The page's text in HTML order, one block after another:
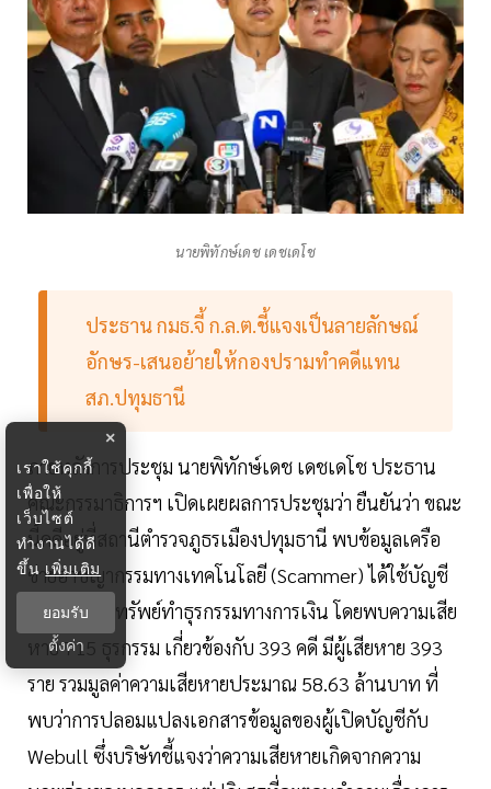
นายพิทักษ์เดช เดชเดโช
ประธาน กมธ.จี้ ก.ล.ต.ชี้แจงเป็นลายลักษณ์
อักษร-เสนอย้ายให้กองปรามทำคดีแทน
สภ.ปทุมธานี
ภายหลังการประชุม นายพิทักษ์เดช เดชเดโช ประธาน
คณะกรรมาธิการฯ เปิดเผยผลการประชุมว่า ยืนยันว่า ขณะ
นี้คดีอยู่ที่สถานีตำรวจภูธรเมืองปทุมธานี พบข้อมูลเครือ
ข่ายอาชญากรรมทางเทคโนโลยี (Scammer) ได้ใช้บัญชี
ซื้อขายหลักทรัพย์ทำธุรกรรมทางการเงิน โดยพบความเสีย
หาย 715 ธุรกรรม เกี่ยวข้องกับ 393 คดี มีผู้เสียหาย 393
ราย รวมมูลค่าความเสียหายประมาณ 58.63 ล้านบาท ที่
พบว่าการปลอมแปลงเอกสารข้อมูลของผู้เปิดบัญชีกับ
Webull ซึ่งบริษัทชี้แจงว่าความเสียหายเกิดจากความ
×
เราใช้คุกกี้
เพื่อให้
เว็บไซต์
ทำงานได้ดี
ขึ้นเพิ่มเติม
ยอมรับ
ตั้งค่า